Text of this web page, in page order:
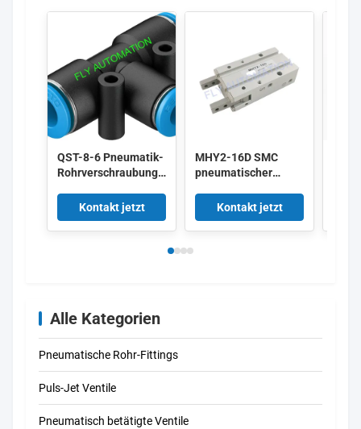
QST-8-6 Pneumatik-
Rohrverschraubungen
Anschluss 153135
4052568032272
Kontakt jetzt
MHY2-16D SMC
pneumatischer
Luft-Fingers
doppelte
fungierende Greifer-
Kontakt jetzt
Alle Kategorien
Pneumatische Rohr-Fittings
Puls-Jet Ventile
Pneumatisch betätigte Ventile